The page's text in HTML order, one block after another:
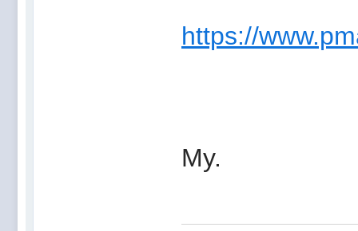
https://
My.